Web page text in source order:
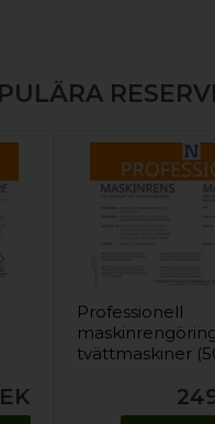
Professionell
tvättmaskiner